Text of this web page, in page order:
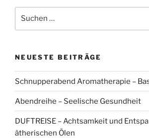
nach:
NEUESTE BEITRÄGE
Schnupperabend Aromatherapie –
Abendreihe – Seelische Gesundheit
DUFTREISE – Achtsamkeit und
ätherischen Ölen